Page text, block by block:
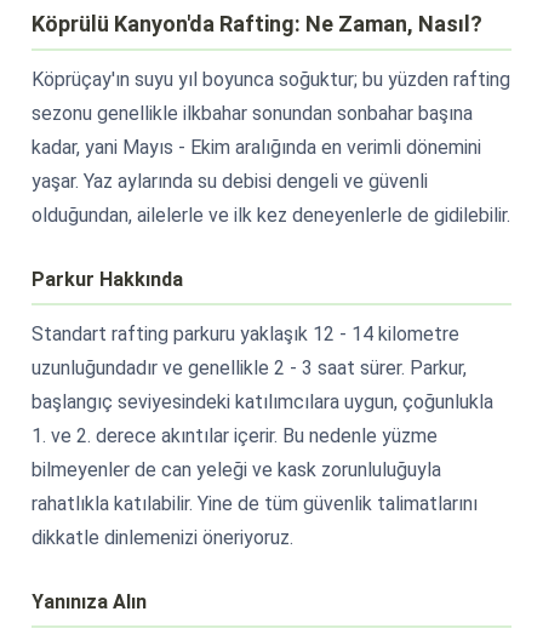
Köprülü Kanyon'da Rafting: Ne Zaman, Nasıl?
Köprüçay'ın suyu yıl boyunca soğuktur; bu yüzden rafting
sezonu genellikle ilkbahar sonundan sonbahar başına
kadar, yani Mayıs - Ekim aralığında en verimli dönemini
yaşar. Yaz aylarında su debisi dengeli ve güvenli
olduğundan, ailelerle ve ilk kez deneyenlerle de gidilebilir.
Parkur Hakkında
Standart rafting parkuru yaklaşık 12 - 14 kilometre
uzunluğundadır ve genellikle 2 - 3 saat sürer. Parkur,
başlangıç seviyesindeki katılımcılara uygun, çoğunlukla
1. ve 2. derece akıntılar içerir. Bu nedenle yüzme
bilmeyenler de can yeleği ve kask zorunluluğuyla
rahatlıkla katılabilir. Yine de tüm güvenlik talimatlarını
dikkatle dinlemenizi öneriyoruz.
Yanınıza Alın